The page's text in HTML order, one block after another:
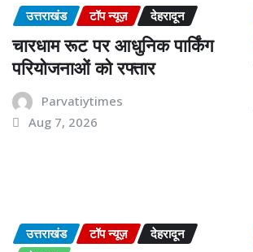
उत्तराखंड टॉप न्यूज़ देहरादून
चारधाम रूट पर आधुनिक पार्किंग
परियोजनाओं को रफ्तार
Parvatiytimes
Aug 7, 2026
उत्तराखंड टॉप न्यूज़
देहरादून